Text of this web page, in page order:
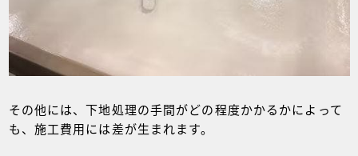
その他には、下地処理の手間がどの程度かかるかによって
も、施工費用には差が生まれます。